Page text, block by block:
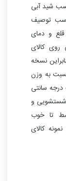
شید آبی
توصیف
و دمای
روی کالای
نسخه
شامل گلبرگ زعفران ۲۰۰% نسبت به وزن
کالا، دندانه کلرید قلع ۱.۹%، دمای رنگرزی ۵۰ درجه سانتی
ثبات شستشویی و
تا خوب
کالای